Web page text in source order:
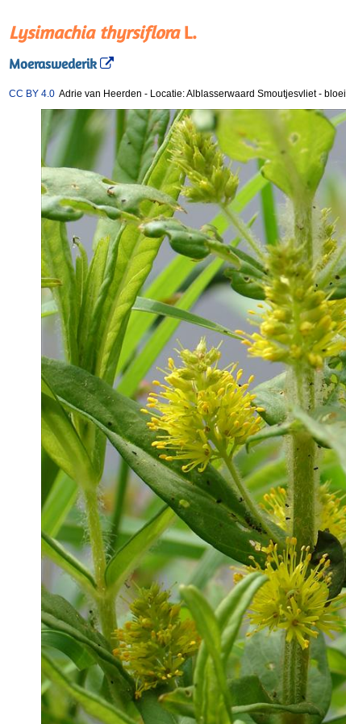
Lysimachia thyrsifloraL.
Moeraswederik
CC BY 4.0 Adrie van Heerden - Locatie: Alblasserwaard Smoutjesvliet-